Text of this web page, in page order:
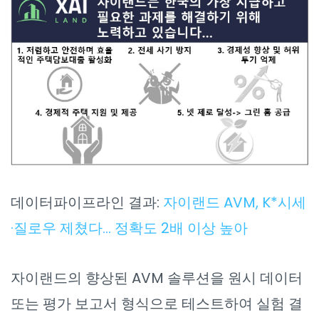
데이터파이프라인 결과: 자이랜드 AVM, K*시세
·질로우 제쳤다… 정확도 2배 이상 높아
자이랜드의 향상된 AVM 솔루션을 원시 데이터
또는 평가 보고서 형식으로 테스트하여 실험 결